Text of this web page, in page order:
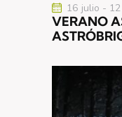
VERANO
16 julio -